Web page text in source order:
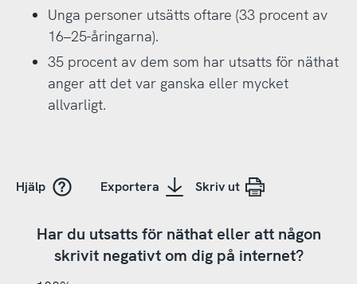
Unga personer utsätts oftare (33 procent av
16–25-åringarna).
35 procent av dem som har utsatts för näthat
anger att det var ganska eller mycket
allvarligt.
Hjälp Exportera Skriv ut
Har du utsatts för näthat eller att någon
skrivit negativt om dig på internet?